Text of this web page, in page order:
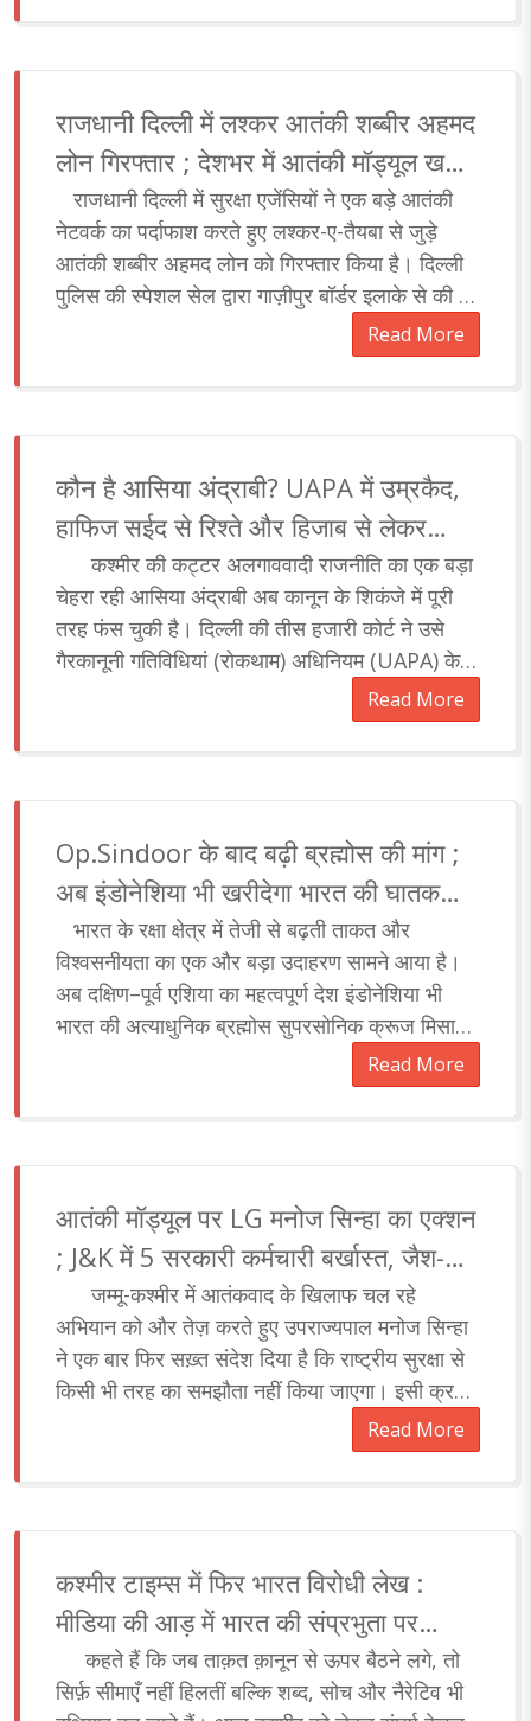
राजधानी दिल्ली में लश्कर आतंकी शब्बीर अहमद
लोन गिरफ्तार ; देशभर में आतंकी मॉड्यूल खड़ा
करने की रच रहा था साजिश
राजधानी दिल्ली में सुरक्षा एजेंसियों ने एक बड़े आतंकी
नेटवर्क का पर्दाफाश करते हुए लश्कर-ए-तैयबा से जुड़े
आतंकी शब्बीर अहमद लोन को गिरफ्तार किया है। दिल्ली
पुलिस की स्पेशल सेल द्वारा गाज़ीपुर बॉर्डर इलाके से की गई
Read More
कौन है आसिया अंद्राबी? UAPA में उम्रकैद,
हाफिज सईद से रिश्ते और हिजाब से लेकर
अलगाववाद की पूरी कहानी
कश्मीर की कट्टर अलगाववादी राजनीति का एक बड़ा
चेहरा रही आसिया अंद्राबी अब कानून के शिकंजे में पूरी
तरह फंस चुकी है। दिल्ली की तीस हजारी कोर्ट ने उसे
गैरकानूनी गतिविधियां (रोकथाम) अधिनियम (UAPA) के
Read More
Op.Sindoor के बाद बढ़ी ब्रह्मोस की मांग ;
अब इंडोनेशिया भी खरीदेगा भारत की घातक
मिसाइल, कतार में कई अन्य देश...'
भारत के रक्षा क्षेत्र में तेजी से बढ़ती ताकत और
विश्वसनीयता का एक और बड़ा उदाहरण सामने आया है।
अब दक्षिण–पूर्व एशिया का महत्वपूर्ण देश इंडोनेशिया भी
भारत की अत्याधुनिक ब्रह्मोस सुपरसोनिक क्रूज मिसाइल
Read More
आतंकी मॉड्यूल पर LG मनोज सिन्हा का एक्शन
; J&K में 5 सरकारी कर्मचारी बर्खास्त, जैश-
लश्कर के लिए कर रहे थे काम !
जम्मू-कश्मीर में आतंकवाद के खिलाफ चल रहे
अभियान को और तेज़ करते हुए उपराज्यपाल मनोज सिन्हा
ने एक बार फिर सख़्त संदेश दिया है कि राष्ट्रीय सुरक्षा से
किसी भी तरह का समझौता नहीं किया जाएगा। इसी क्रम
Read More
कश्मीर टाइम्स में फिर भारत विरोधी लेख :
मीडिया की आड़ में भारत की संप्रभुता पर
सुनियोजित हमला
कहते हैं कि जब ताक़त क़ानून से ऊपर बैठने लगे, तो
सिर्फ़ सीमाएँ नहीं हिलतीं बल्कि शब्द, सोच और नैरेटिव भी